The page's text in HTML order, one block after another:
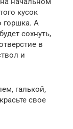
кусок
горшка. А
сохнуть,
в
и
галькой,
свое